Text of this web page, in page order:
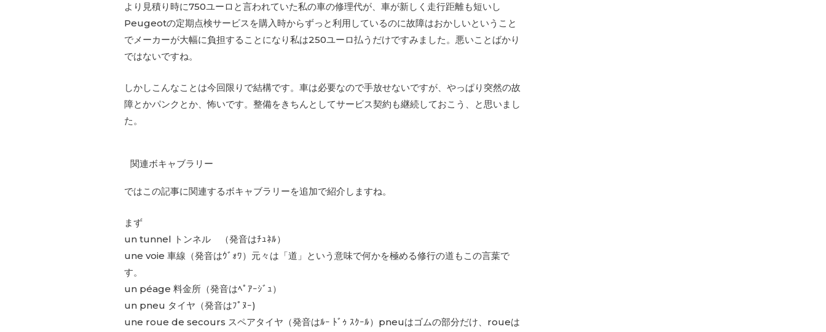
より見積り時に750ユーロと言われていた私の車の修理代が、車が新しく走行距離も短いし
Peugeotの定期点検サービスを購入時からずっと利用しているのに故障はおかしいということ
でメーカーが大幅に負担することになり私は250ユーロ払うだけですみました。悪いことばかり
ではないですね。
しかしこんなことは今回限りで結構です。車は必要なので手放せないですが、やっぱり突然の故
障とかパンクとか、怖いです。整備をきちんとしてサービス契約も継続しておこう、と思いまし
た。
関連ボキャブラリー
ではこの記事に関連するボキャブラリーを追加で紹介しますね。
まず
un tunnel トンネル （発音はﾁｭﾈﾙ）
une voie 車線（発音はｳﾞｫﾜ）元々は「道」という意味で何かを極める修行の道もこの言葉で
す。
un péage 料金所（発音はﾍﾟｱｰｼﾞｭ）
un pneu タイヤ（発音はﾌﾟﾇｰ)
une roue de secours スペアタイヤ（発音はﾙｰ ﾄﾞｩ ｽｸｰﾙ）pneuはゴムの部分だけ、roueは